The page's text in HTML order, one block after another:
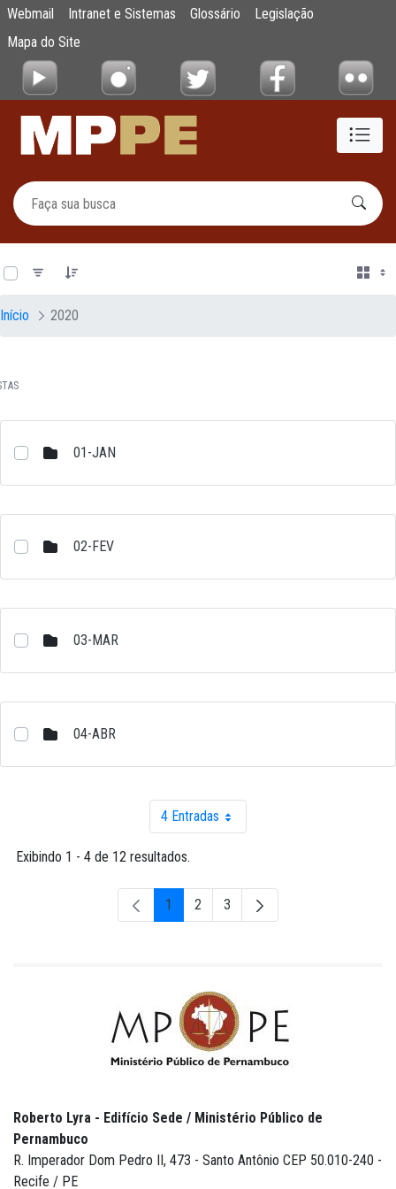
Pular para o Conteúdo principal
Documentos
Webmail Intranet e Sistemas Glossário
Legislação
Mapa do Site
Início 2020
01-JAN
02-FEV
03-MAR
04-ABR
4 EntradasPor página
Exibindo 1 - 4 de 12 resultados.
Página
1 Página
2 Página
3
Roberto Lyra - Edifício Sede / Ministério Público de
Pernambuco
R. Imperador Dom Pedro II, 473 - Santo Antônio CEP 50.010-240 -
Recife / PE